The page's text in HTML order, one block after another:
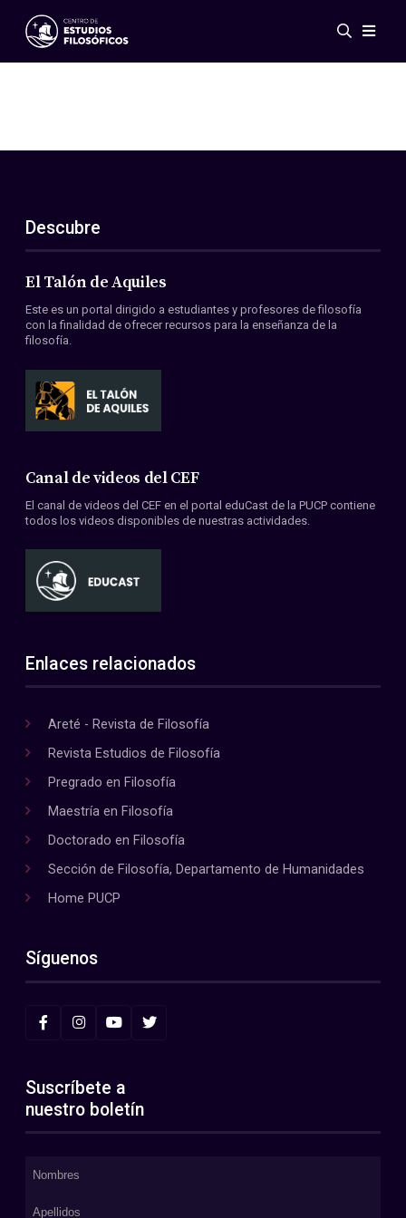
Eventos
ES
EN
Acerca de nosotros
Miembros
Convenios
Descubre
El Talón de Aquiles
Este es un portal dirigido a estudiantes y profesores de filosofía
con la finalidad de ofrecer recursos para la enseñanza de la
filosofía.
Canal de videos del CEF
El canal de videos del CEF en el portal eduCast de la PUCP contiene
todos los videos disponibles de nuestras actividades.
Enlaces relacionados
Areté - Revista de Filosofía
Revista Estudios de Filosofía
Pregrado en Filosofía
Maestría en Filosofía
Doctorado en Filosofía
Sección de Filosofía, Departamento de Humanidades
Home PUCP
Síguenos
Suscríbete a
nuestro boletín